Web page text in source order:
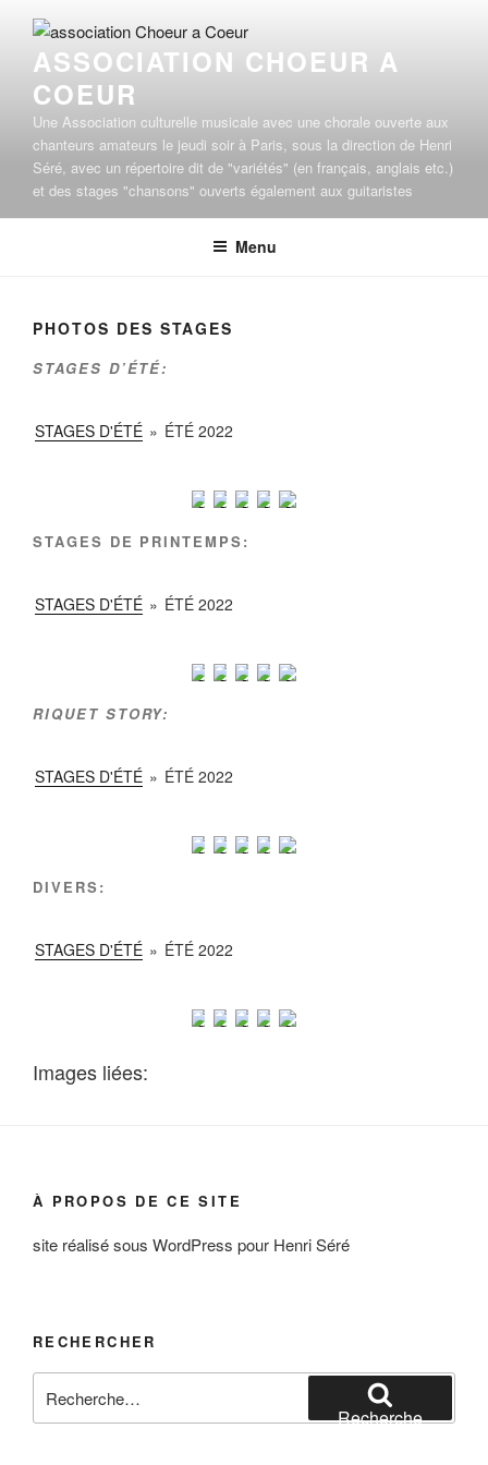
contenu
principal
ASSOCIATION CHOEUR A
COEUR
Une Association culturelle musicale avec une chorale ouverte aux
chanteurs amateurs le jeudi soir à Paris, sous la direction de Henri
Séré, avec un répertoire dit de "variétés" (en français, anglais etc.)
et des stages "chansons" ouverts également aux guitaristes
Menu
PHOTOS DES STAGES
STAGES D’ÉTÉ:
STAGES D'ÉTÉ » ÉTÉ 2022
STAGES DE PRINTEMPS:
STAGES D'ÉTÉ » ÉTÉ 2022
RIQUET STORY:
STAGES D'ÉTÉ » ÉTÉ 2022
DIVERS:
STAGES D'ÉTÉ » ÉTÉ 2022
Images liées:
À PROPOS DE CE SITE
site réalisé sous WordPress pour Henri Séré
RECHERCHER
pour
Recherche